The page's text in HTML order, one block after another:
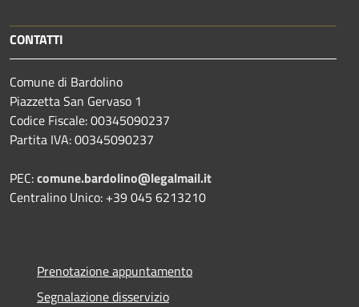
CONTATTI
Comune di Bardolino
Piazzetta San Gervaso 1
Codice Fiscale: 00345090237
Partita IVA: 00345090237
PEC:comune.bardolino@legalmail.it
Centralino Unico: +39 045 6213210
Prenotazione appuntamento
Segnalazione disservizio